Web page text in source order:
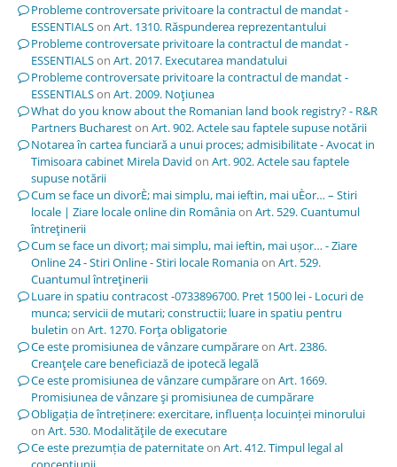
Probleme controversate privitoare la contractul de mandat -
ESSENTIALSon Art. 1310. Răspunderea reprezentantului
Probleme controversate privitoare la contractul de mandat -
ESSENTIALSon Art. 2017. Executarea mandatului
Probleme controversate privitoare la contractul de mandat -
ESSENTIALSon Art. 2009. Noţiunea
What do you know about the Romanian land book registry? - R&R
Partners Buchareston Art. 902. Actele sau faptele supuse notării
Notarea în cartea funciară a unui proces; admisibilitate - Avocat in
Timisoara cabinet Mirela David on Art. 902. Actele sau faptele
supuse notării
Cum se face un divorÈ; mai simplu, mai ieftin, mai uÈor… – Stiri
locale | Ziare locale online din Româniaon Art. 529. Cuantumul
întreţinerii
Cum se face un divorț; mai simplu, mai ieftin, mai ușor… - Ziare
Online 24 - Stiri Online - Stiri locale Romaniaon Art. 529.
Cuantumul întreţinerii
Luare in spatiu contracost -0733896700. Pret 1500 lei - Locuri de
munca; servicii de mutari; constructii; luare in spatiu pentru
buletin on Art. 1270. Forţa obligatorie
Ce este promisiunea de vânzare cumpărareon Art. 2386.
Creanţele care beneficiază de ipotecă legală
Ce este promisiunea de vânzare cumpărareon Art. 1669.
Promisiunea de vânzare şi promisiunea de cumpărare
Obligația de întreținere: exercitare, influența locuinței minorului
on Art. 530. Modalităţile de executare
Ce este prezumția de paternitateon Art. 412. Timpul legal al